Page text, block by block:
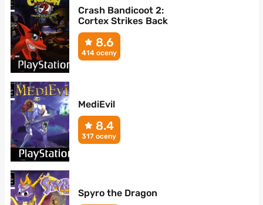
Crash Bandicoot 2:
Cortex Strikes Back
8.6
414 oceny
MediEvil
8.4
317 oceny
Spyro the Dragon